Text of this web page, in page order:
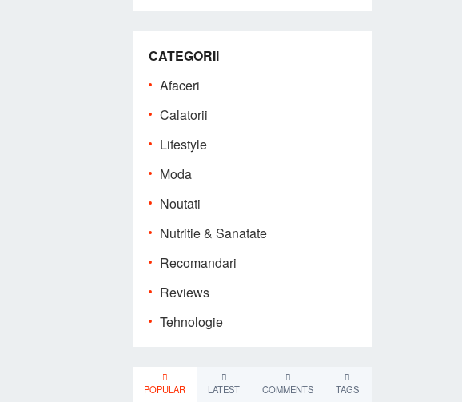
CATEGORII
Afaceri
Calatorii
Lifestyle
Moda
Noutati
Nutritie & Sanatate
Recomandari
Reviews
Tehnologie
POPULAR LATEST COMMENTS TAGS